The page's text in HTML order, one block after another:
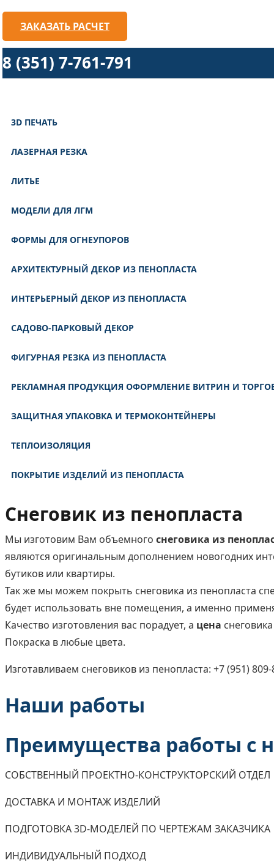
ЗАКАЗАТЬ РАСЧЕТ
8 (351) 7-761-791
3D ПЕЧАТЬ
ЛАЗЕРНАЯ РЕЗКА
ЛИТЬЕ
МОДЕЛИ ДЛЯ ЛГМ
ФОРМЫ ДЛЯ ОГНЕУПОРОВ
АРХИТЕКТУРНЫЙ ДЕКОР ИЗ ПЕНОПЛАСТА
ИНТЕРЬЕРНЫЙ ДЕКОР ИЗ ПЕНОПЛАСТА
САДОВО-ПАРКОВЫЙ ДЕКОР
ФИГУРНАЯ РЕЗКА ИЗ ПЕНОПЛАСТА
РЕКЛАМНАЯ ПРОДУКЦИЯ ОФОРМЛЕНИЕ ВИТРИН И
ЗАЩИТНАЯ УПАКОВКА И ТЕРМОКОНТЕЙНЕРЫ
ТЕПЛОИЗОЛЯЦИЯ
ПОКРЫТИЕ ИЗДЕЛИЙ ИЗ ПЕНОПЛАСТА
Снеговик из пенопласта
Мы изготовим Вам объемного снеговика из
являются оригинальным дополнением новогодних
бутиков или квартиры.
Так же мы можем покрыть снеговика из пенопласта
будет использовать вне помещения, а именно
Качество изготовления вас порадует, а цена
Покраска в любые цвета.
Изготавливаем снеговиков из пенопласта: +7 (951)
Наши работы
Преимущества работы с
СОБСТВЕННЫЙ ПРОЕКТНО-КОНСТРУКТОРСКИЙ ОТДЕЛ
ДОСТАВКА И МОНТАЖ ИЗДЕЛИЙ
ПОДГОТОВКА 3D-МОДЕЛЕЙ ПО ЧЕРТЕЖАМ ЗАКАЗЧИКА
ИНДИВИДУАЛЬНЫЙ ПОДХОД